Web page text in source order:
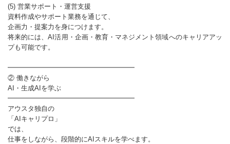
(5) 営業サポート・運営支援
資料作成やサポート業務を通じて、
企画力・提案力を身につけます。
将来的には、AI活用・企画・教育・マネジメント領域へのキャリアアッ
プも可能です。
━━━━━━━━━━━━━━━━━━━
② 働きながら
AI・生成AIを学ぶ
━━━━━━━━━━━━━━━━━━━
アウスタ独自の
「AIキャリプロ」
では、
仕事をしながら、段階的にAIスキルを学べます。